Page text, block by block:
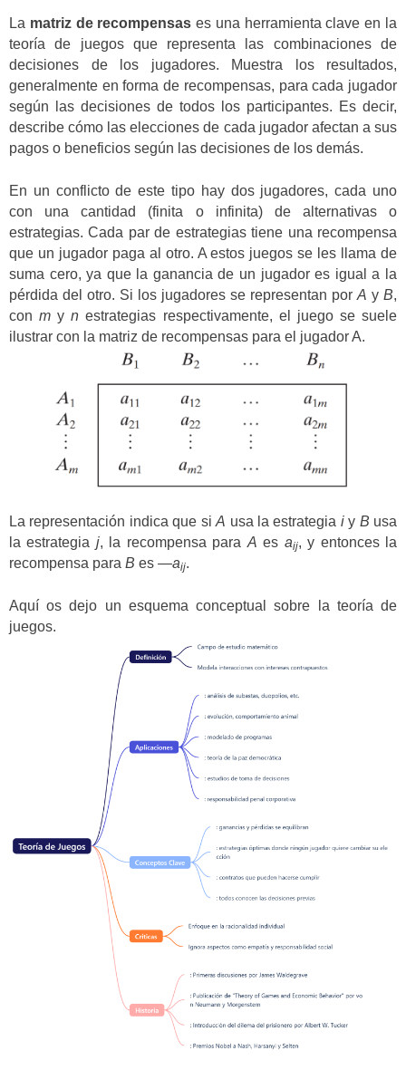
La matriz de recompensas es una herramienta clave en la
teoría de juegos que representa las combinaciones de
decisiones de los jugadores. Muestra los resultados,
generalmente en forma de recompensas, para cada jugador
según las decisiones de todos los participantes. Es decir,
describe cómo las elecciones de cada jugador afectan a sus
pagos o beneficios según las decisiones de los demás.
En un conflicto de este tipo hay dos jugadores, cada uno
con una cantidad (finita o infinita) de alternativas o
estrategias. Cada par de estrategias tiene una recompensa
que un jugador paga al otro. A estos juegos se les llama de
suma cero, ya que la ganancia de un jugador es igual a la
pérdida del otro. Si los jugadores se representan por A y B,
conm yn estrategias respectivamente, el juego se suele
ilustrar con la matriz de recompensas para el jugador A.
La representación indica que siA usa la estrategia iy B usa
la estrategia j, la recompensa paraA es aij, y entonces la
recompensa para B es —aij.
Aquí os dejo un esquema conceptual sobre la teoría de
juegos.